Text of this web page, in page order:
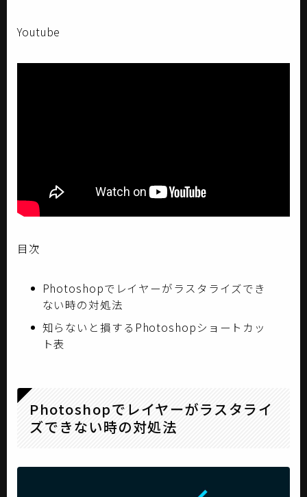
Youtube
目次
Photoshopでレイヤーがラスタライズでき
ない時の対処法
知らないと損するPhotoshopショートカッ
ト表
Photoshopでレイヤーがラスタライ
ズできない時の対処法